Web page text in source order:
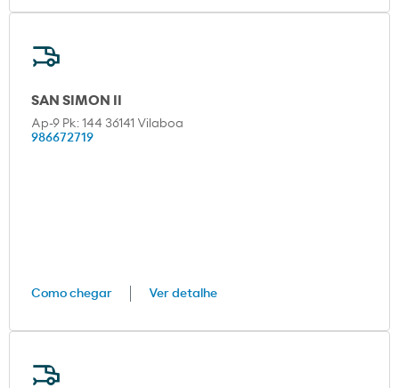
SAN SIMON II
Ap-9 Pk: 144 36141 Vilaboa
986672719
Como chegar Ver detalhe